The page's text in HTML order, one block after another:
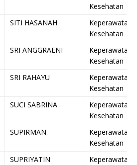
Kesehatan
SITI HASANAH
Keperawatan
Kesehatan
SRI ANGGRAENI
Keperawatan
Kesehatan
SRI RAHAYU
Keperawatan
Kesehatan
SUCI SABRINA
Keperawatan
Kesehatan
SUPIRMAN
Keperawatan
Kesehatan
SUPRIYATIN
Keperawatan